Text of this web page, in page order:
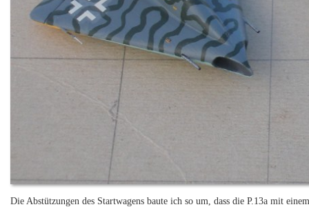
Die Abstützungen des Startwagens baute ich so um, dass die P.13a mit